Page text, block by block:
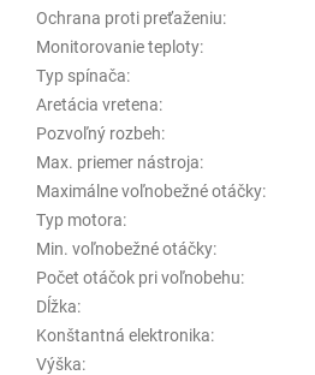
Ochrana proti preťaženiu:
Monitorovanie teploty:
Typ spínača:
Aretácia vretena:
Pozvoľný rozbeh:
Max. priemer nástroja:
Maximálne voľnobežné otáčky:
Typ motora:
Min. voľnobežné otáčky:
Počet otáčok pri voľnobehu:
Dĺžka:
Konštantná elektronika:
Výška: